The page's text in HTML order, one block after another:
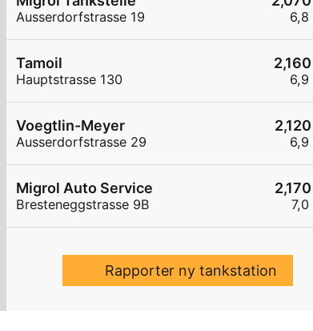
6,8
Ausserdorfstrasse 19
2,160
6,9
Tamoil
Hauptstrasse 130
2,120
6,9
Voegtlin-Meyer
Ausserdorfstrasse 29
2,170
7,0
Migrol Auto Service
Bresteneggstrasse 9B
Rapporter ny tankstation